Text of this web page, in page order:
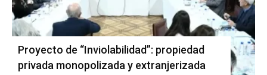
Proyecto de “Inviolabilidad”: propiedad
privada monopolizada y extranjerizada